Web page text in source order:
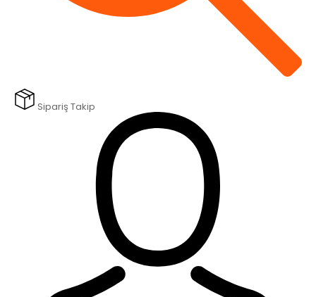
Sipariş Takip